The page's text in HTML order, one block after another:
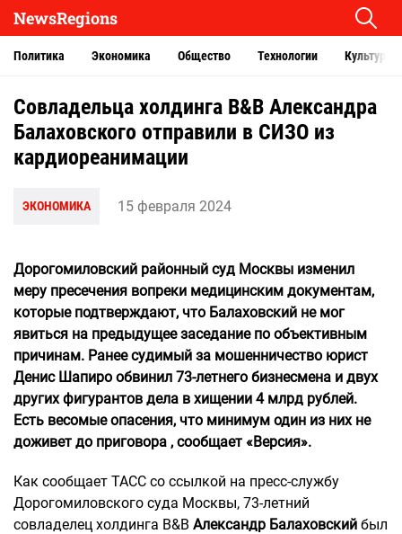
NewsRegions
Политика Экономика Общество Технологии Культура
Совладельца холдинга B&B Александра
Балаховского отправили в СИЗО из
кардиореанимации
ЭКОНОМИКА 15 февраля 2024
Дорогомиловский районный суд Москвы изменил
меру пресечения вопреки медицинским документам,
которые подтверждают, что Балаховский не мог
явиться на предыдущее заседание по объективным
причинам. Ранее судимый за мошенничество юрист
Денис Шапиро обвинил 73-летнего бизнесмена и двух
других фигурантов дела в хищении 4 млрд рублей.
Есть весомые опасения, что минимум один из них не
доживет до приговора , сообщает «Версия».
Как сообщает ТАСС со ссылкой на пресс-службу
Дорогомиловского суда Москвы, 73-летний
совладелец холдинга В&В Александр Балаховский был